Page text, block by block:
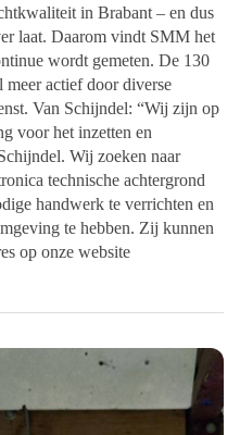
in Brabant – en dus
laat. Daarom vindt SMM het
wordt gemeten. De 130
meer actief door diverse
Van Schijndel: “Wij zijn op
voor het inzetten en
Wij zoeken naar
technische achtergrond
handwerk te verrichten en
te hebben. Zij kunnen
op onze website